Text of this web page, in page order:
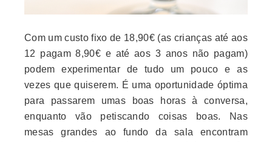
Com um custo fixo de 18,90€ (as crianças até aos
12 pagam 8,90€ e até aos 3 anos não pagam)
podem experimentar de tudo um pouco e as
vezes que quiserem. É uma oportunidade óptima
para passarem umas boas horas à conversa,
enquanto vão petiscando coisas boas. Nas
mesas grandes ao fundo da sala encontram